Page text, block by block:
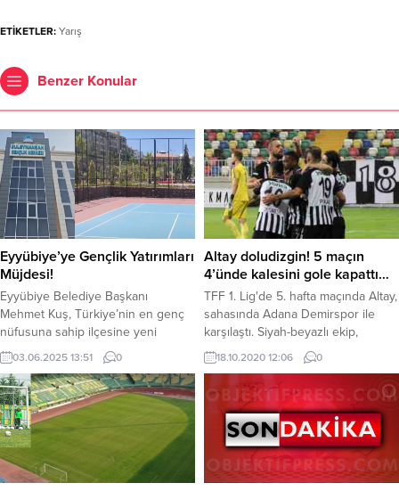
ETİKETLER: Yarış
Benzer Konular
Eyyübiye’ye Gençlik Yatırımları
Müjdesi!
Eyyübiye Belediye Başkanı
Mehmet Kuş, Türkiye’nin en genç
nüfusuna sahip ilçesine yeni
yatırımların müjdesini verdi. Başkan
Kuş, Eyyübiye’ye 1 gençlik kampı,
20 yeni halı saha, 1 kapalı spor
salonu ile 1 atıcılık ve poligon tesisi
inşa edeceklerini açıkladı. Nüfusu
400 bini aşan ve 20 yaş
ortalamasıyla Türkiye’nin en genç
ilçesi...
03.06.2025 13:51 0
Altay doludizgin! 5 maçın
4’ünde kalesini gole kapattı…
TFF 1. Lig'de 5. hafta maçında Altay,
sahasında Adana Demirspor ile
karşılaştı. Siyah-beyazlı ekip,
rakibini 15. dakikada Portekizli
yıldızı Paixao'nun attığı golle 1-0
mağlup etti. Bu sonuçla Altay, ilk 5
haftada 10 puan toplayarak zirve
yarışında iddiasını sürdürdü.
18.10.2020 12:06 0